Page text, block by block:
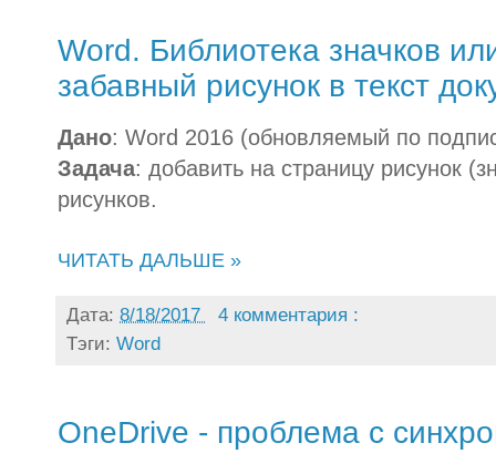
Word. Библиотека значков
забавный рисунок в текст
Дано: Word 2016 (обновляемый по
Задача: добавить на страницу рисунок
рисунков.
ЧИТАТЬ ДАЛЬШЕ »
Дата: 8/18/2017
4 комментария :
Тэги: Word
OneDrive - проблема с